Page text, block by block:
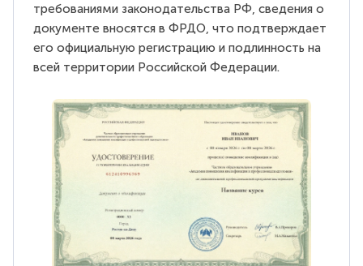
требованиями законодательства РФ, сведения о
документе вносятся в ФРДО, что подтверждает
его официальную регистрацию и подлинность на
всей территории Российской Федерации.